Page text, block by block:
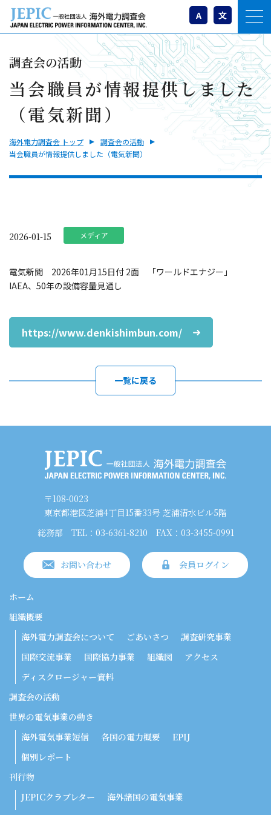
A 文
調査会の活動
当会職員が情報提供しました
（電気新聞）
海外電力調査会 トップ
調査会の活動
当会職員が情報提供しました（電気新聞）
2026-01-15 メディア
電気新聞 2026年01月15日付 2面 「ワールドエナジー」
IAEA、50年の設備容量見通し
https://www.denkishimbun.com/
一覧に戻る
〒108-0023
東京都港区芝浦4丁目15番33号 芝浦清水ビル5階
総務部
TEL：03-6361-8210 FAX：03-3455-0991
お問い合わせ 会員ログイン
ホーム
組織概要
海外電力調査会について
ごあいさつ
調査研究事業
国際交流事業
国際協力事業 組織図
アクセス
ディスクロージャー資料
調査会の活動
世界の電気事業の動き
海外電気事業短信
各国の電力概要
EPIJ
個別レポート
刊行物
JEPICクラブレター
海外諸国の電気事業